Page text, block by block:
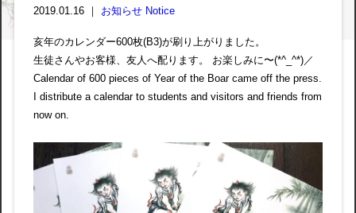
2019.01.16 ｜ お知らせ Notice
亥年のカレンダー600枚(B3)が刷り上がりました。
生徒さんやお客様、友人へ配ります。 お楽しみに〜(*^_^*)／
Calendar of 600 pieces of Year of the Boar came off the press.
I distribute a calendar to students and visitors and friends from
now on.